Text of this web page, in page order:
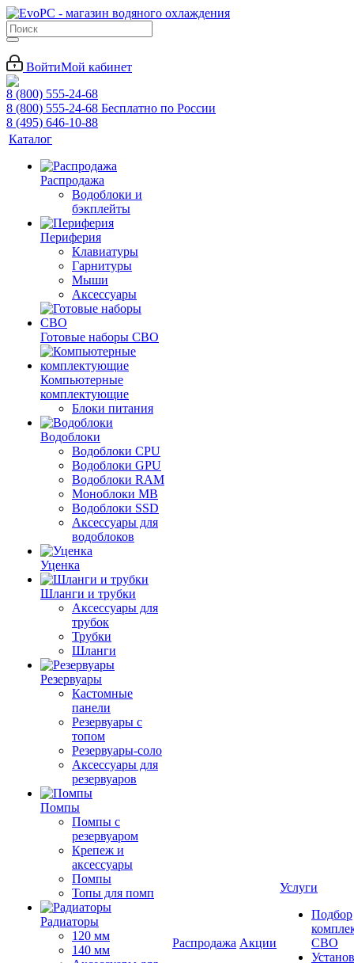
ВойтиМой кабинет
8 (800) 555-24-68
8 (800) 555-24-68 Бесплатно по России
8 (495) 646-10-88
Каталог
Распродажа
Водоблоки и
бэкплейты
Периферия
Клавиатуры
Гарнитуры
Мыши
Аксессуары
Готовые наборы СВО
Компьютерные
комплектующие
Блоки питания
Водоблоки
Водоблоки CPU
Водоблоки GPU
Водоблоки RAM
Моноблоки MB
Водоблоки SSD
Аксессуары для
водоблоков
Уценка
Шланги и трубки
Аксессуары для
трубок
Трубки
Шланги
Резервуары
Кастомные
панели
Резервуары с
топом
Резервуары-соло
Аксессуары для
резервуаров
Помпы
Помпы с
резервуаром
Крепеж и
аксессуары
Помпы
Топы для помп
Радиаторы
120 мм
140 мм
Распродажа Акции
Услуги
Подбор
СВО